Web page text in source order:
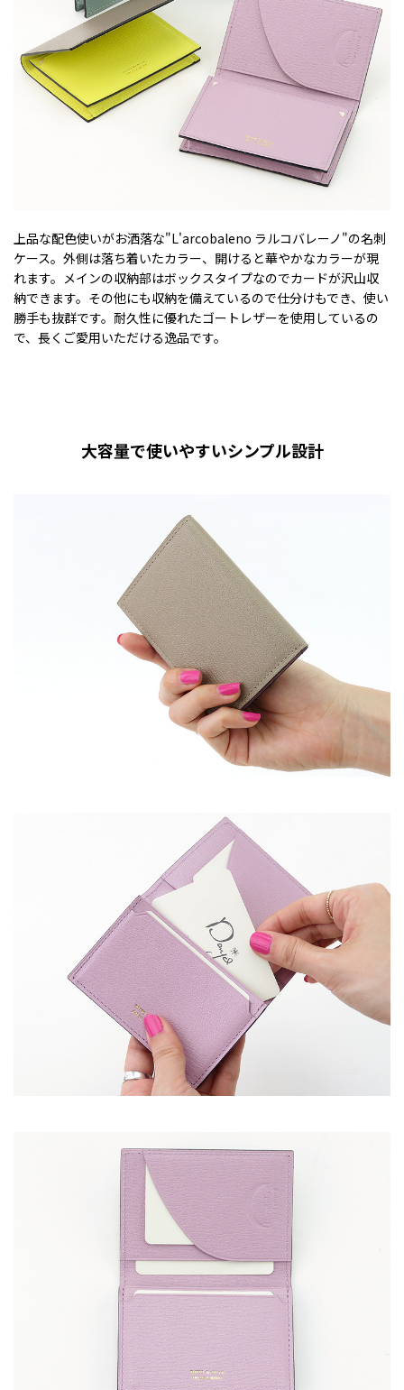
上品な配色使いがお洒落な"L'arcobaleno ラルコバレーノ"の名刺
ケース。外側は落ち着いたカラー、開けると華やかなカラーが現
れます。メインの収納部はボックスタイプなのでカードが沢山収
納できます。その他にも収納を備えているので仕分けもでき、使い
勝手も抜群です。耐久性に優れたゴートレザーを使用しているの
で、長くご愛用いただける逸品です。
大容量で使いやすいシンプル設計